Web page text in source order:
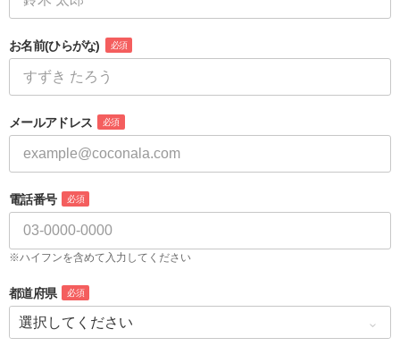
お名前(ひらがな) 必須
メールアドレス 必須
電話番号 必須
※ハイフンを含めて入力してください
都道府県 必須